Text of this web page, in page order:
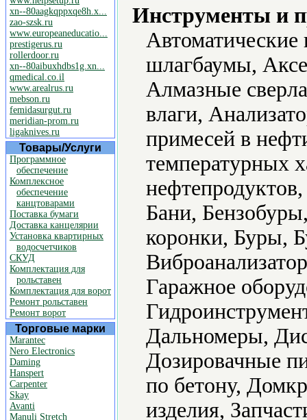
xn--80aagkqppxqe8h.x...
zao-szsk.ru
www.europeaneducatio...
prestigerus.ru
rollerdoor.ru
xn--80aibuxhdbs1g.xn...
qmedical.co.il
www.arealrus.ru
mebson.ru
femidasurgut.ru
meridian-prom.ru
ligaknives.ru
Товары/Услуги
Программное
обеспечение
Комплексное
обеспечение
канцтоварами
Поставка бумаги
Доставка канцелярии
Установка квартирных
водосчетчиков
СКУД
Комплектация для
рольставен
Комплектация для ворот
Ремонт рольставен
Ремонт ворот
Торговые марки
Marantec
Nero Electronics
Daming
Hanspert
Carpenter
Skay
Avanti
Manuli Stretch
Инструменты и
Автоматические
шлагбаумы,
Алмазные
влаги,
примесей в
температурных
Бани,
коронки, Буры,
Гаражное
Дальномеры,
Дозировачные
по бетону,
изделия,